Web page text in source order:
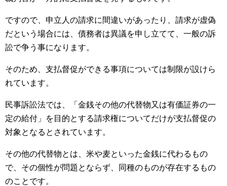
ですので、申立人の請求に間違いがあったり、請求が虚偽
だという場合には、債務者は異議を申し立てて、一般の訴
訟で争う事になります。
そのため、支払督促ができる事項については制限が設けら
れています。
民事訴訟法では、「金銭その他の代替物又は有価証券の一
定の給付」を目的とする請求権についてだけが支払督促の
対象となるとされています。
その他の代替物とは、米や麦といった金銭に代わるもの
で、その個性が問題とならず、同種のものが存在するもの
のことです。